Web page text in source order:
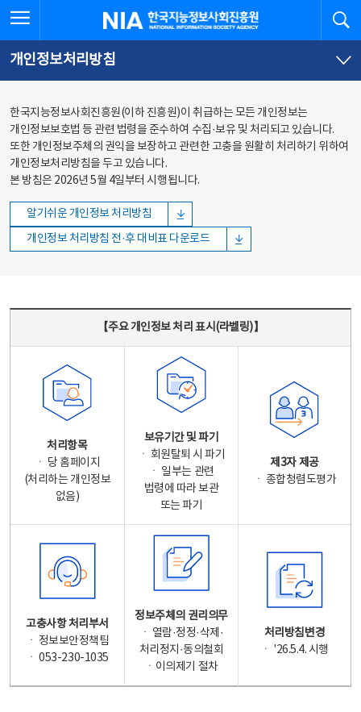
바로가기
바로가기
한국지능정보사회진흥원
개인정보처리방침
한국지능정보사회진흥원(이하 진흥원)이 취급하는 모든 개인정보는
개인정보보호법 등 관련 법령을 준수하여 수집·보유 및 처리되고 있습니다.
또한 개인정보주체의 권익을 보장하고 관련한 고충을 원활히 처리하기 위하여
개인정보처리방침을 두고 있습니다.
본 방침은 2026년 5월 4일부터 시행됩니다.
알기쉬운 개인정보 처리방침
개인정보 처리방침 전·후 대비표 다운로드
【주요 개인정보 처리 표시(라벨링)】
처리항목
ㆍ 당 홈페이지
(처리하는 개인정보
없음)
보유기간 및 파기
ㆍ 회원탈퇴 시 파기
ㆍ 일부는 관련
법령에 따라 보관
또는 파기
제3자 제공
ㆍ 종합청렴도평가
고충사항 처리부서
ㆍ 정보보안정책팀
ㆍ 053-230-1035
정보주체의 권리의무
ㆍ 열람·정정·삭제·
처리정지·동의철회
ㆍ이의제기 절차
처리방침변경
ㆍ '26.5.4. 시행